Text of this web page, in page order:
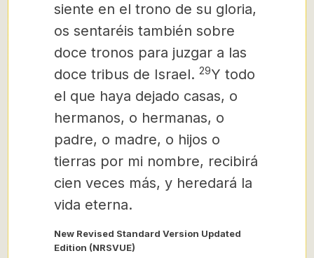
siente en el trono de su gloria,
os sentaréis también sobre
doce tronos para juzgar a las
doce tribus de Israel. 29Y todo
el que haya dejado casas, o
hermanos, o hermanas, o
padre, o madre, o hijos o
tierras por mi nombre, recibirá
cien veces más, y heredará la
vida eterna.
New Revised Standard Version Updated
Edition (NRSVUE)